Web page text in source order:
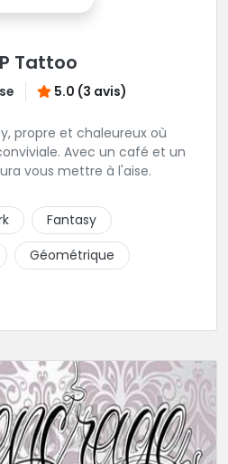
Tattoo
5.0 (3 avis)
propre et chaleureux où
Avec un café et un
vous mettre à l'aise.
Fantasy
Géométrique